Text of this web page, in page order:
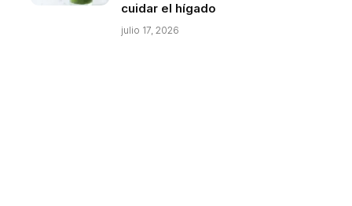
cuidar el hígado
julio 17, 2026